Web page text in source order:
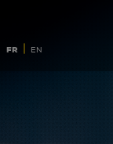
FR | EN